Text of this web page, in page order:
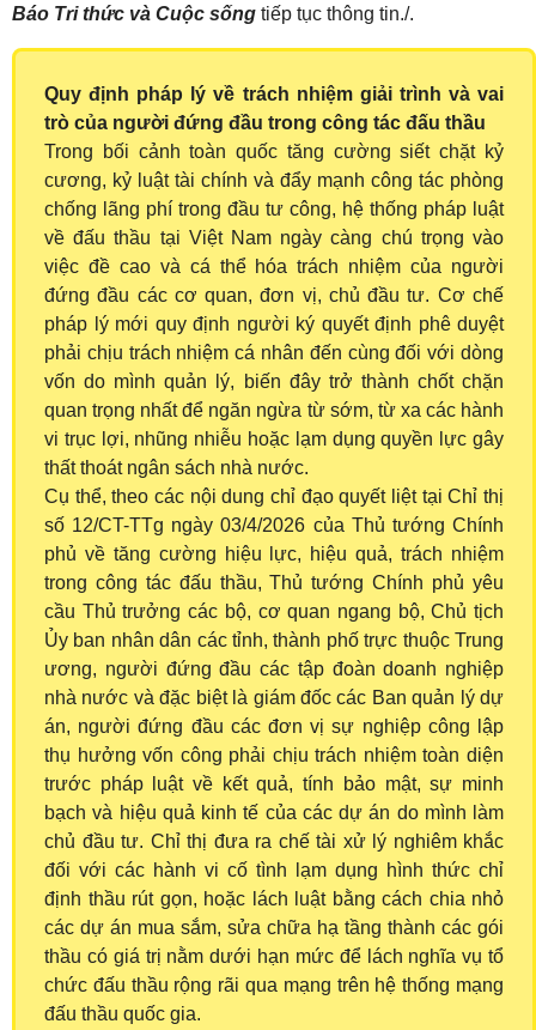
Báo Tri thức và Cuộc sống tiếp tục thông tin./.
Quy định pháp lý về trách nhiệm giải trình và vai
trò của người đứng đầu trong công tác đấu thầu
Trong bối cảnh toàn quốc tăng cường siết chặt kỷ
cương, kỷ luật tài chính và đẩy mạnh công tác phòng
chống lãng phí trong đầu tư công, hệ thống pháp luật
về đấu thầu tại Việt Nam ngày càng chú trọng vào
việc đề cao và cá thể hóa trách nhiệm của người
đứng đầu các cơ quan, đơn vị, chủ đầu tư. Cơ chế
pháp lý mới quy định người ký quyết định phê duyệt
phải chịu trách nhiệm cá nhân đến cùng đối với dòng
vốn do mình quản lý, biến đây trở thành chốt chặn
quan trọng nhất để ngăn ngừa từ sớm, từ xa các hành
vi trục lợi, nhũng nhiễu hoặc lạm dụng quyền lực gây
thất thoát ngân sách nhà nước.
Cụ thể, theo các nội dung chỉ đạo quyết liệt tại Chỉ thị
số 12/CT-TTg ngày 03/4/2026 của Thủ tướng Chính
phủ về tăng cường hiệu lực, hiệu quả, trách nhiệm
trong công tác đấu thầu, Thủ tướng Chính phủ yêu
cầu Thủ trưởng các bộ, cơ quan ngang bộ, Chủ tịch
Ủy ban nhân dân các tỉnh, thành phố trực thuộc Trung
ương, người đứng đầu các tập đoàn doanh nghiệp
nhà nước và đặc biệt là giám đốc các Ban quản lý dự
án, người đứng đầu các đơn vị sự nghiệp công lập
thụ hưởng vốn công phải chịu trách nhiệm toàn diện
trước pháp luật về kết quả, tính bảo mật, sự minh
bạch và hiệu quả kinh tế của các dự án do mình làm
chủ đầu tư. Chỉ thị đưa ra chế tài xử lý nghiêm khắc
đối với các hành vi cố tình lạm dụng hình thức chỉ
định thầu rút gọn, hoặc lách luật bằng cách chia nhỏ
các dự án mua sắm, sửa chữa hạ tầng thành các gói
thầu có giá trị nằm dưới hạn mức để lách nghĩa vụ tổ
chức đấu thầu rộng rãi qua mạng trên hệ thống mạng
đấu thầu quốc gia.